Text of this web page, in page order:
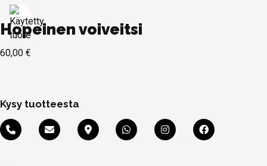
Hopeinen voiveitsi
60,00 €
Kysy tuotteesta